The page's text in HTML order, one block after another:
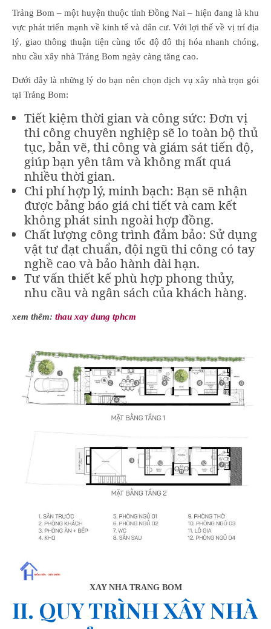
Trảng Bom – một huyện thuộc tỉnh Đồng Nai – hiện đang là khu
vực phát triển mạnh về kinh tế và dân cư. Với lợi thế về vị trí địa
lý, giao thông thuận tiện cùng tốc độ đô thị hóa nhanh chóng,
nhu cầu xây nhà Trảng Bom ngày càng tăng cao.
Dưới đây là những lý do bạn nên chọn dịch vụ xây nhà trọn gói
tại Trảng Bom:
Tiết kiệm thời gian và công sức: Đơn vị
thi công chuyên nghiệp sẽ lo toàn bộ thủ
tục, bản vẽ, thi công và giám sát tiến độ,
giúp bạn yên tâm và không mất quá
nhiều thời gian.
Chi phí hợp lý, minh bạch: Bạn sẽ nhận
được bảng báo giá chi tiết và cam kết
không phát sinh ngoài hợp đồng.
Chất lượng công trình đảm bảo: Sử dụng
vật tư đạt chuẩn, đội ngũ thi công có tay
nghề cao và bảo hành dài hạn.
Tư vấn thiết kế phù hợp phong thủy,
nhu cầu và ngân sách của khách hàng.
xem thêm: thau xay dung tphcm
XAY NHA TRANG BOM
II. QUY TRÌNH XÂY NHÀ